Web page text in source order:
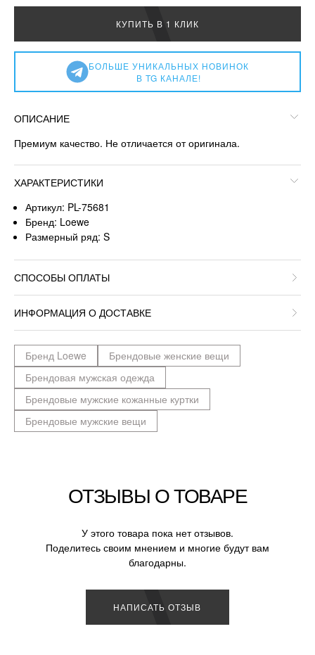
КУПИТЬ В 1 КЛИК
БОЛЬШЕ УНИКАЛЬНЫХ НОВИНОК
В TG КАНАЛЕ!
ОПИСАНИЕ
Премиум качество. Не отличается от оригинала.
ХАРАКТЕРИСТИКИ
Артикул: PL-75681
Бренд: Loewe
Размерный ряд: S
СПОСОБЫ ОПЛАТЫ
ИНФОРМАЦИЯ О ДОСТАВКЕ
Бренд Loewe
Брендовые женские вещи
Брендовая мужская одежда
Брендовые мужские кожанные куртки
Брендовые мужские вещи
ОТЗЫВЫ О ТОВАРЕ
У этого товара пока нет отзывов.
Поделитесь своим мнением и многие будут вам
благодарны.
НАПИСАТЬ ОТЗЫВ